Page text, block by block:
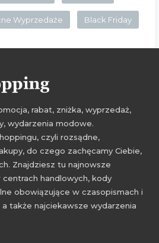
Wyprzedaże Black Friday
rabat, zniżka, wyprzedaż,
wydarzenia modowe.
czyli rozsądne,
do czego zachęcamy Ciebie,
Znajdziesz tu najnowsze
handlowych, kody
obowiązujące w czasopismach i
także najciekawsze wydarzenia